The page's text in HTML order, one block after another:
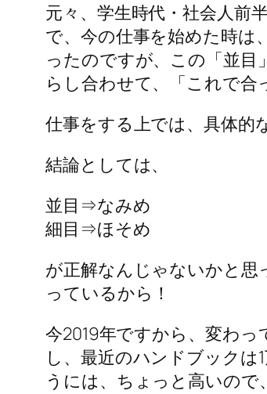
元々、学生時代・社会人前
で、今の仕事を始めた時は
ったのですが、この「並
らし合わせて、「これで合
仕事をする上では、具体的
結論としては、
並目⇒なみめ
細目⇒ほそめ
が正解なんじゃないかと
っているから！
今2019年ですから、変わ
し、最近のハンドブック
うには、ちょっと高いので